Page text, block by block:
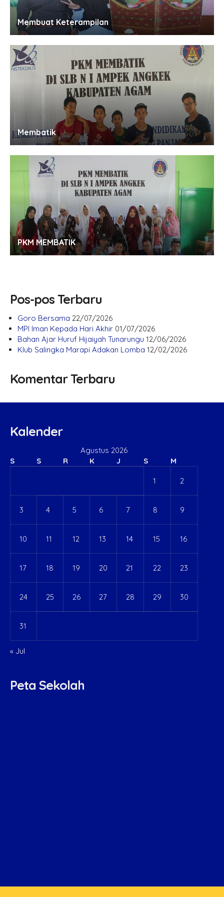
Membuat Keterampilan
Membatik
PKM MEMBATIK
Pos-pos Terbaru
Goro Bersama 22/07/2026
MPI Iman Kepada Hari Akhir 01/07/2026
Bahan Ajar Huruf Hijaiyah Tunarungu 12/06/2026
Klub Salingka Marapi Adakan Lomba 12/02/2026
Komentar Terbaru
Kalender
Agustus 2026
S
S R K J S M
1 2
3 4 5 6 7 8 9
10 11 12 13 14 15 16
17 18 19 20 21 22 23
24 25 26 27 28 29 30
31
« Jul
Peta Sekolah